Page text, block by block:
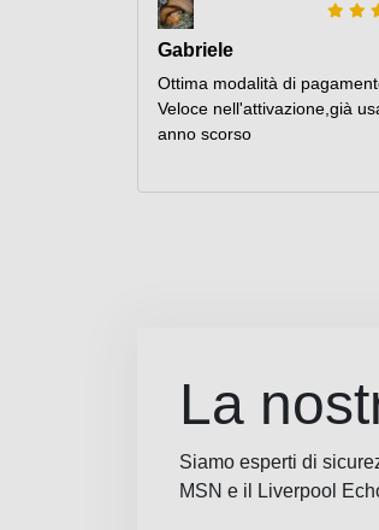
Gabriele
Ottima modalità di
Veloce nell'attivazione,già
anno scorso
La
Siamo esperti di
MSN e il Liverpool